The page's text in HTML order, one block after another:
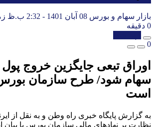
بازار سهام و بورس 08 آبان 1401 - 2:32 ب.ظ
0 دقیقه
0
اوراق تبعی جایگزین خروج پول
سهام شود/ طرح سازمان
است
به گزارش پایگاه خبری راه وطن و به نقل از
نظارت بر نهادهای مالی سازمان بورس با بیان